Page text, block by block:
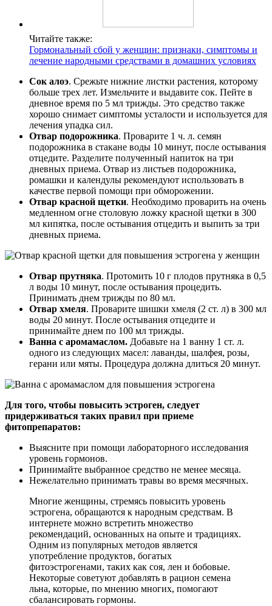
Читайте также:
Гормональный сбой у женщин: признаки, симптомы и
лечение народными средствами в домашних условиях
Сок алоэ. Срежьте нижние листки растения, которому
больше трех лет. Измельчите и выдавите сок. Пейте в
дневное время по 5 мл трижды. Это средство также
хорошо снимает симптомы усталости и используется для
лечения упадка сил.
Отвар подорожника. Проварите 1 ч. л. семян
подорожника в стакане воды 10 минут, после остывания
отцедите. Разделите полученный напиток на три
дневных приема. Отвар из листьев подорожника,
ромашки и календулы рекомендуют использовать в
качестве первой помощи при обморожении.
Отвар красной щетки. Необходимо проварить на очень
медленном огне столовую ложку красной щетки в 300
мл кипятка, после остывания отцедить и выпить за три
дневных приема.
Отвар прутняка. Протомить 10 г плодов прутняка в 0,5
л воды 10 минут, после остывания процедить.
Принимать днем трижды по 80 мл.
Отвар хмеля. Проварите шишки хмеля (2 ст. л) в 300 мл
воды 20 минут. После остывания отцедите и
принимайте днем по 100 мл трижды.
Ванна с аромамаслом. Добавьте на 1 ванну 1 ст. л.
одного из следующих масел: лаванды, шалфея, розы,
герани или мяты. Процедура должна длиться 20 минут.
Для того, чтобы повысить эстроген, следует
придерживаться таких правил при приеме
фитопрепаратов:
Выясните при помощи лабораторного исследования
уровень гормонов.
Принимайте выбранное средство не менее месяца.
Нежелательно принимать травы во время месячных.
Многие женщины, стремясь повысить уровень
эстрогена, обращаются к народным средствам. В
интернете можно встретить множество
рекомендаций, основанных на опыте и традициях.
Одним из популярных методов является
употребление продуктов, богатых
фитоэстрогенами, таких как соя, лен и бобовые.
Некоторые советуют добавлять в рацион семена
льна, которые, по мнению многих, помогают
сбалансировать гормоны.